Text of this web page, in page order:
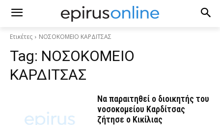
Ετικέτες ΝΟΣΟΚΟΜΕΙΟ ΚΑΡΔΙΤΣΑΣ
Tag: ΝΟΣΟΚΟΜΕΙΟ
ΚΑΡΔΙΤΣΑΣ
Να παραιτηθεί ο διοικητής του
νοσοκομείου Καρδίτσας
ζήτησε ο Κικίλιας